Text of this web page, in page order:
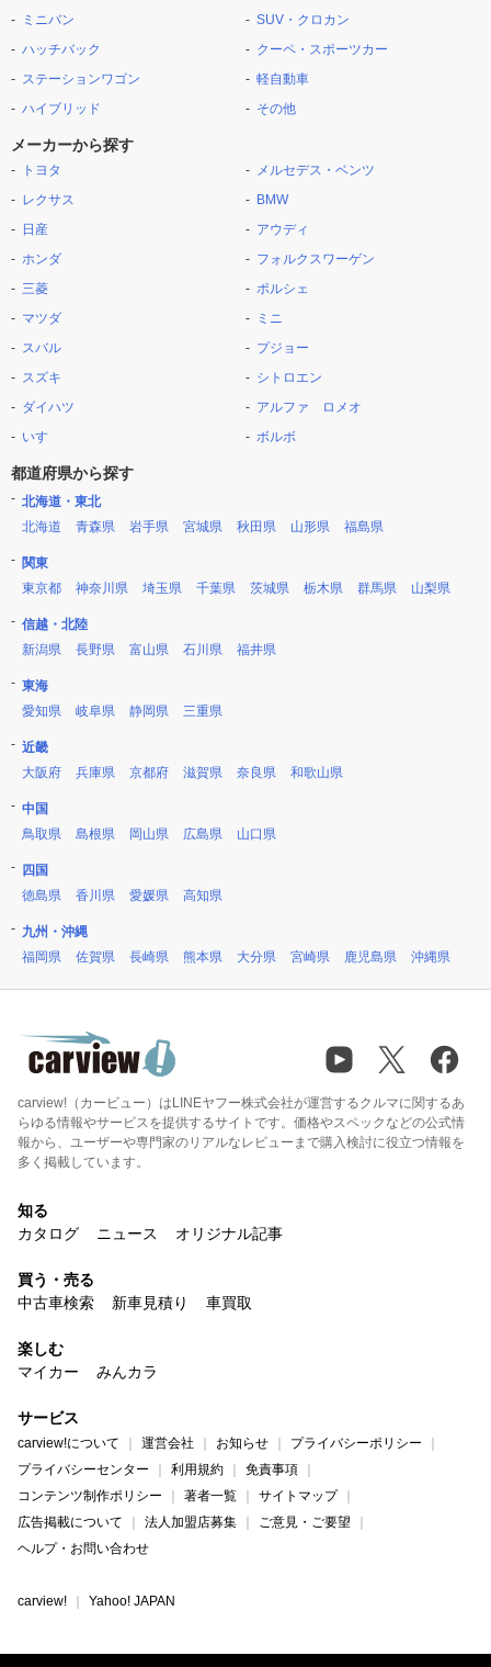
ミニバン
ハッチバック
ステーションワゴン
ハイブリッド
SUV・クロカン
クーペ・スポーツカー
軽自動車
その他
メーカーから探す
トヨタ
レクサス
日産
ホンダ
三菱
マツダ
スバル
スズキ
ダイハツ
いすゞ
メルセデス・ベンツ
BMW
アウディ
フォルクスワーゲン
ポルシェ
ミニ
プジョー
シトロエン
アルファ ロメオ
ボルボ
都道府県から探す
北海道・東北
北海道
青森県 岩手県 宮城県 秋田県 山形県 福島県
関東
東京都
神奈川県 埼玉県 千葉県 茨城県 栃木県 群馬県 山梨県
信越・北陸
新潟県
長野県 富山県 石川県 福井県
東海
愛知県
岐阜県 静岡県 三重県
近畿
大阪府
兵庫県 京都府 滋賀県 奈良県 和歌山県
中国
鳥取県
島根県 岡山県 広島県 山口県
四国
徳島県
香川県 愛媛県 高知県
九州・沖縄
福岡県
佐賀県 長崎県 熊本県 大分県 宮崎県 鹿児島県 沖縄県
carview!（カービュー）はLINEヤフー株式会社が運営するクルマに関するあ
らゆる情報やサービスを提供するサイトです。価格やスペックなどの公式情
報から、ユーザーや専門家のリアルなレビューまで購入検討に役立つ情報を
多く掲載しています。
知る
カタログ
ニュース オリジナル記事
買う・売る
中古車検索
新車見積り 車買取
楽しむ
マイカー
みんカラ
サービス
carview!について 運営会社 お知らせ
プライバシーポリシー
プライバシーセンター
利用規約
免責事項
コンテンツ制作ポリシー
著者一覧
サイトマップ
広告掲載について
法人加盟店募集
ご意見・ご要望
ヘルプ・お問い合わせ
carview! Yahoo! JAPAN